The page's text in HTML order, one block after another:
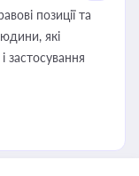
позиції та
які
застосування